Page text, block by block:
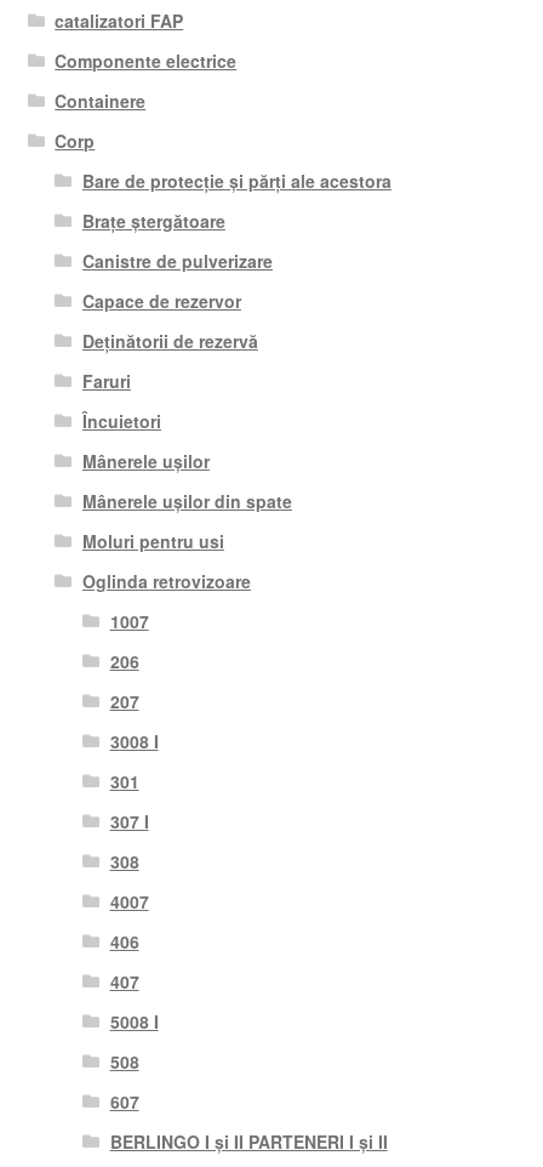
catalizatori FAP
Componente electrice
Containere
Corp
Bare de protecție și părți ale acestora
Brațe ștergătoare
Canistre de pulverizare
Capace de rezervor
Deținătorii de rezervă
Faruri
Încuietori
Mânerele ușilor
Mânerele ușilor din spate
Moluri pentru usi
Oglinda retrovizoare
1007
206
207
3008 I
301
307 I
308
4007
406
407
5008 I
508
607
BERLINGO I și II PARTENERI I și II